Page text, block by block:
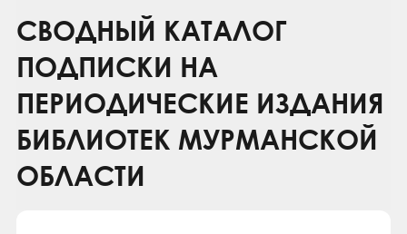
Коллегам
Контакты
СВОДНЫЙ КАТАЛОГ
ПОДПИСКИ НА
ПЕРИОДИЧЕСКИЕ ИЗДАНИЯ
БИБЛИОТЕК МУРМАНСКОЙ
ОБЛАСТИ